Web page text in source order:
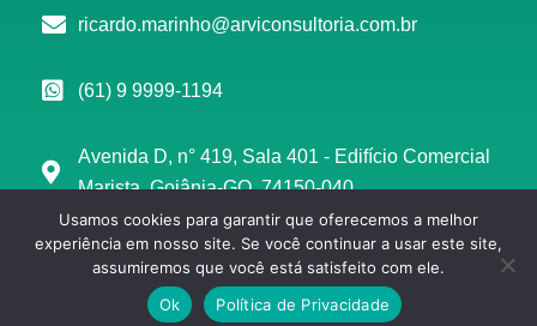
ricardo.marinho@arviconsultoria.com.br
(61) 9 9999-1194
Avenida D, n° 419, Sala 401 - Edifício Comercial
Marista, Goiânia-GO, 74150-040
Copyright © 2025 | ARVI Consultoria 11.499.462/0001-11
Usamos cookies para garantir que oferecemos a melhor
experiência em nosso site. Se você continuar a usar este site,
assumiremos que você está satisfeito com ele.
Ok
Política de Privacidade